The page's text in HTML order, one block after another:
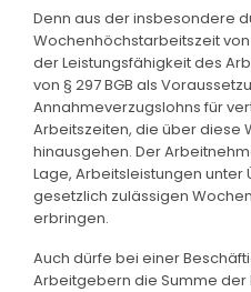
Denn aus der insbesondere
Wochenhöchstarbeitszeit
der Leistungsfähigkeit des
von § 297 BGB als
Annahmeverzugslohns für
Arbeitszeiten, die über diese
hinausgehen. Der
Lage, Arbeitsleistungen
gesetzlich zulässigen
erbringen.
Auch dürfe bei einer
Arbeitgebern die Summe